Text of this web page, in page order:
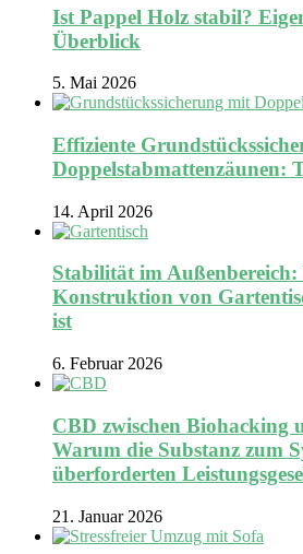
Ist Pappel Holz stabil?
Überblick
5. Mai 2026
Effiziente
Doppelstabmattenzäunen:
14. April 2026
Stabilität im
Konstruktion von
ist
6. Februar 2026
CBD zwischen Biohacking
Warum die Substanz zum
überforderten
21. Januar 2026